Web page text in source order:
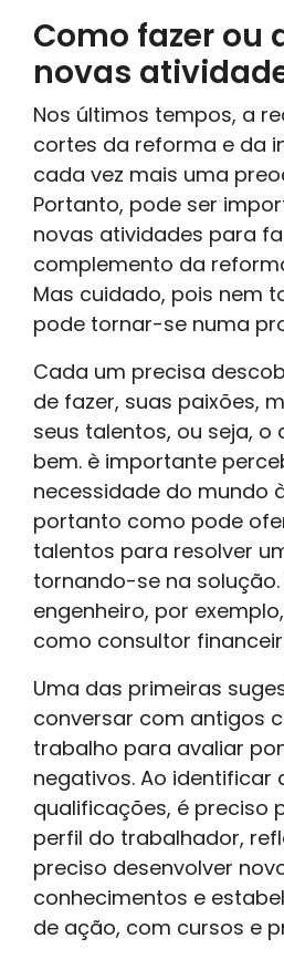
Como fazer ou
novas
Nos últimos tempos, a
cortes da reforma e da
cada vez mais uma
Portanto, pode ser
novas atividades para
complemento da
Mas cuidado, pois nem
pode tornar-se numa
Cada um precisa
de fazer, suas paixões,
seus talentos, ou seja, o
bem. è importante
necessidade do mundo
portanto como pode
talentos para resolver
tornando-se na solução.
engenheiro, por
como consultor
Uma das primeiras
conversar com antigos
trabalho para avaliar
negativos. Ao identificar
qualificações, é preciso
perfil do trabalhador,
preciso desenvolver
conhecimentos e
de ação, com cursos e